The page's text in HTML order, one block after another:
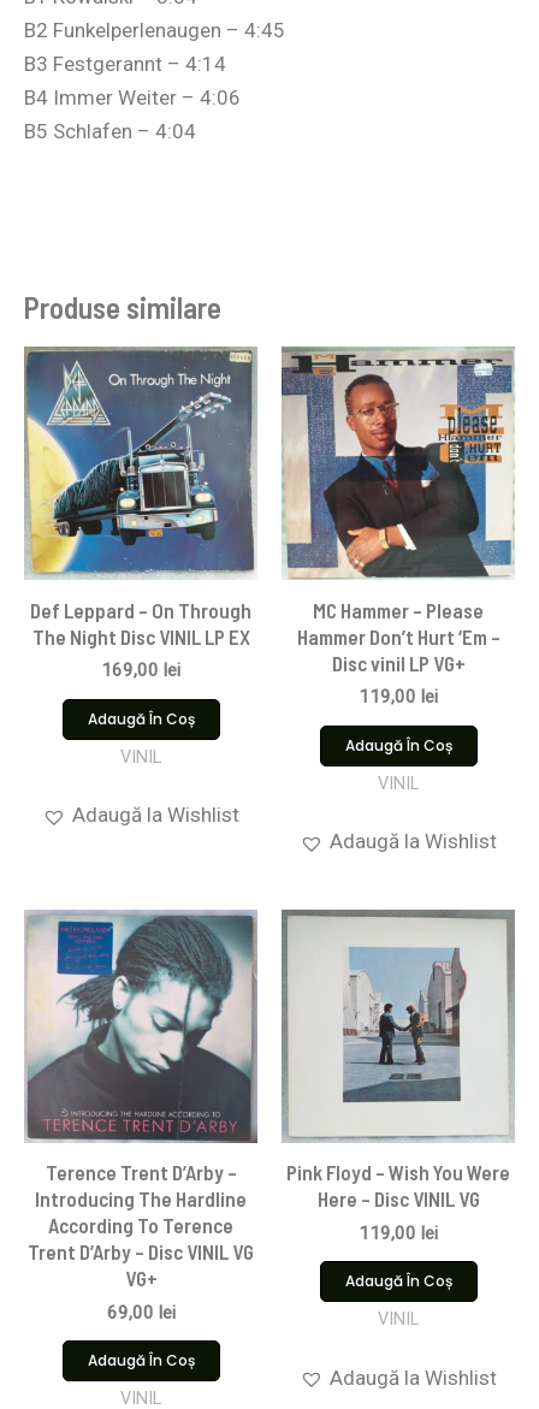
B2 Funkelperlenaugen – 4:45
B3 Festgerannt – 4:14
B4 Immer Weiter – 4:06
B5 Schlafen – 4:04
Produse similare
Def Leppard – On Through
The Night Disc VINIL LP EX
169,00 lei
Adaugă În Coș
VINIL
Adaugă la Wishlist
MC Hammer – Please
Hammer Don’t Hurt ‘Em –
Disc vinil LP VG+
119,00 lei
Adaugă În Coș
VINIL
Adaugă la Wishlist
Terence Trent D’Arby –
Introducing The Hardline
According To Terence
Trent D’Arby – Disc VINIL VG
VG+
69,00 lei
Adaugă În Coș
VINIL
Pink Floyd ‎– Wish You Were
Here – Disc VINIL VG
119,00 lei
Adaugă În Coș
VINIL
Adaugă la Wishlist